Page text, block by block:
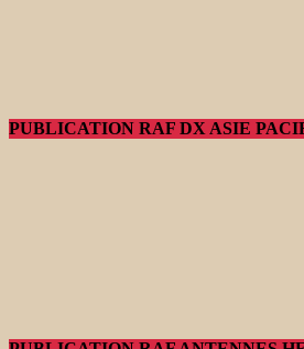
PUBLICATION RAF DX ASIE